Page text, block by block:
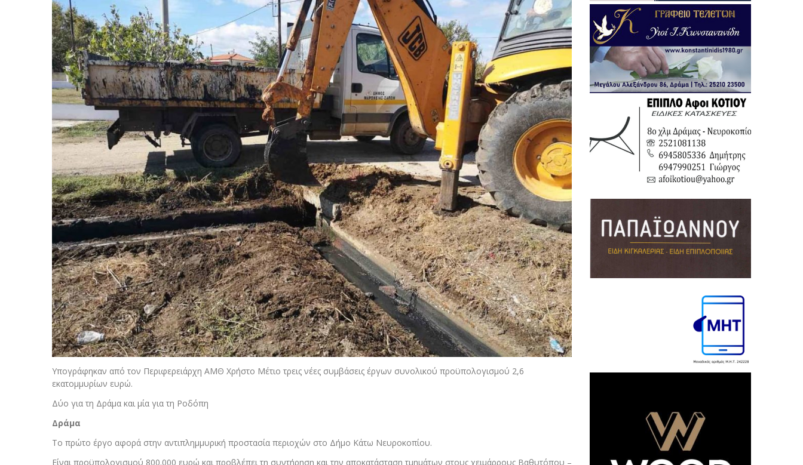
Υπογράφηκαν από τον Περιφερειάρχη ΑΜΘ Χρήστο Μέτιο τρεις νέες συμβάσεις έργων συνολικού προϋπολογισμού 2,6
εκατομμυρίων ευρώ.
Δύο για τη Δράμα και μία για τη Ροδόπη
Δράμα
Το πρώτο έργο αφορά στην αντιπλημμυρική προστασία περιοχών στο Δήμο Κάτω Νευροκοπίου.
Είναι προϋπολογισμού 800.000 ευρώ και προβλέπει τη συντήρηση και την αποκατάσταση τμημάτων στους χειμάρρους Βαθυτόπου –